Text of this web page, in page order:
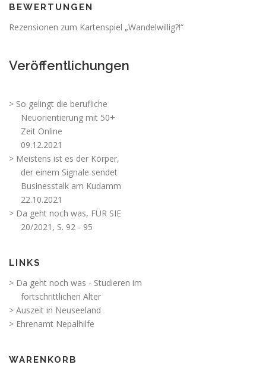
BEWERTUNGEN
Rezensionen zum Kartenspiel „Wandelwillig?!“
Veröffentlichungen
> So gelingt die berufliche
Neuorientierung mit 50+
Zeit Online
09.12.2021
> Meistens ist es der Körper,
der einem Signale sendet
Businesstalk am Kudamm
22.10.2021
> Da geht noch was, FÜR SIE
20/2021, S. 92 - 95
LINKS
> Da geht noch was - Studieren im
fortschrittlichen Alter
> Auszeit in Neuseeland
> Ehrenamt Nepalhilfe
WARENKORB